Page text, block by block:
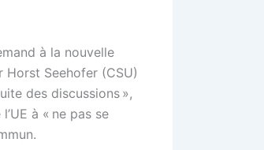
à la nouvelle
Seehofer (CSU)
des discussions »,
à « ne pas se